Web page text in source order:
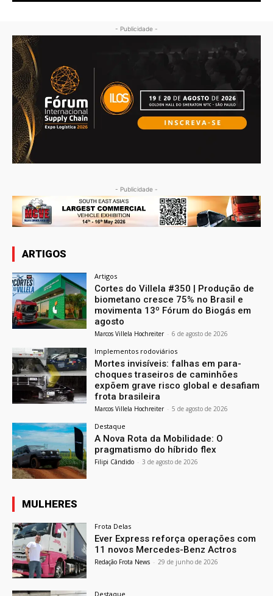
- Publicidade -
- Publicidade -
ARTIGOS
Artigos
Cortes do Villela #350 | Produção de
biometano cresce 75% no Brasil e
movimenta 13º Fórum do Biogás em
agosto
Marcos Villela Hochreiter - 6 de agosto de 2026
Implementos rodoviários
Mortes invisíveis: falhas em para-
choques traseiros de caminhões
expõem grave risco global e desafiam
frota brasileira
Marcos Villela Hochreiter - 5 de agosto de 2026
Destaque
A Nova Rota da Mobilidade: O
pragmatismo do híbrido flex
Filipi Cândido - 3 de agosto de 2026
MULHERES
Frota Delas
Ever Express reforça operações com
11 novos Mercedes-Benz Actros
Redação Frota News - 29 de junho de 2026
Destaque